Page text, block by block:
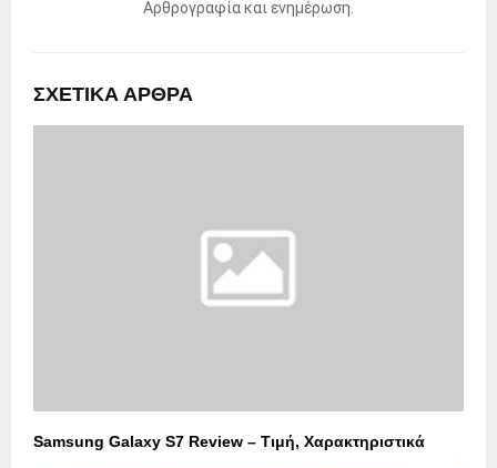
Αρθρογραφία και ενημέρωση.
ΣΧΕΤΙΚΑ ΑΡΘΡΑ
Samsung Galaxy S7 Review – Τιμή, Χαρακτηριστικά